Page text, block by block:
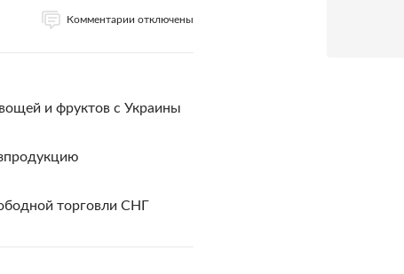
Комментарии отключены
и фруктов с Украины
торговли СНГ